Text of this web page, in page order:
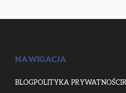
NAWIGACJA
BLOGPOLITYKA PRYWATNOŚCI